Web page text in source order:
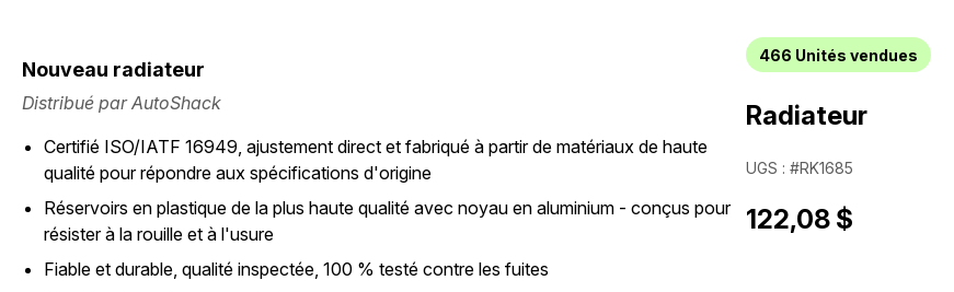
Nouveau radiateur
Distribué par AutoShack
Certifié ISO/IATF 16949, ajustement direct et fabriqué à partir de matériaux de haute
qualité pour répondre aux spécifications d'origine
Réservoirs en plastique de la plus haute qualité avec noyau en aluminium - conçus pour
résister à la rouille et à l'usure
Fiable et durable, qualité inspectée, 100 % testé contre les fuites
466 Unités vendues
Radiateur
UGS : #RK1685
122,08 $